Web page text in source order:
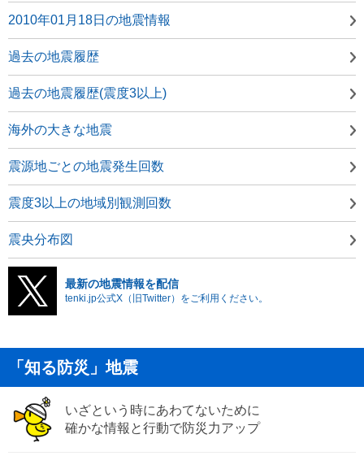
2010年01月18日の地震情報
過去の地震履歴
過去の地震履歴(震度3以上)
海外の大きな地震
震源地ごとの地震発生回数
震度3以上の地域別観測回数
震央分布図
最新の地震情報を配信
tenki.jp公式X（旧Twitter）をご利用ください。
「知る防災」地震
いざという時にあわてないために
確かな情報と行動で防災力アップ